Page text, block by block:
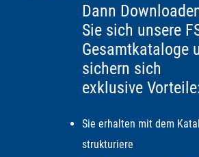
Dann
Sie sich unsere
Gesamtkataloge
sichern sich
exklusive
Sie erhalten mit dem
strukturiere